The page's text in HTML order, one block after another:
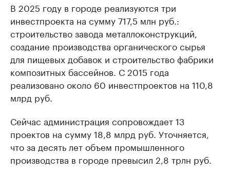
В 2025 году в городе реализуются три
инвестпроекта на сумму 717,5 млн руб.:
строительство завода металлоконструкций,
создание производства органического сырья
для пищевых добавок и строительство фабрики
композитных бассейнов. С 2015 года
реализовано около 60 инвестпроектов на 110,8
млрд руб.
Сейчас администрация сопровождает 13
проектов на сумму 18,8 млрд руб. Уточняется,
что за десять лет объем промышленного
производства в городе превысил 2,8 трлн руб.